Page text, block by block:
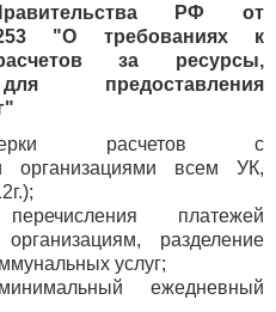
РФ от
"О требованиях к
за ресурсы,
предоставления
расчетов с
организациями всем УК,
платежей
разделение
услуг;
ежедневный